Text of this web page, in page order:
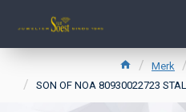
Merk
SON OF NOA 80930022723